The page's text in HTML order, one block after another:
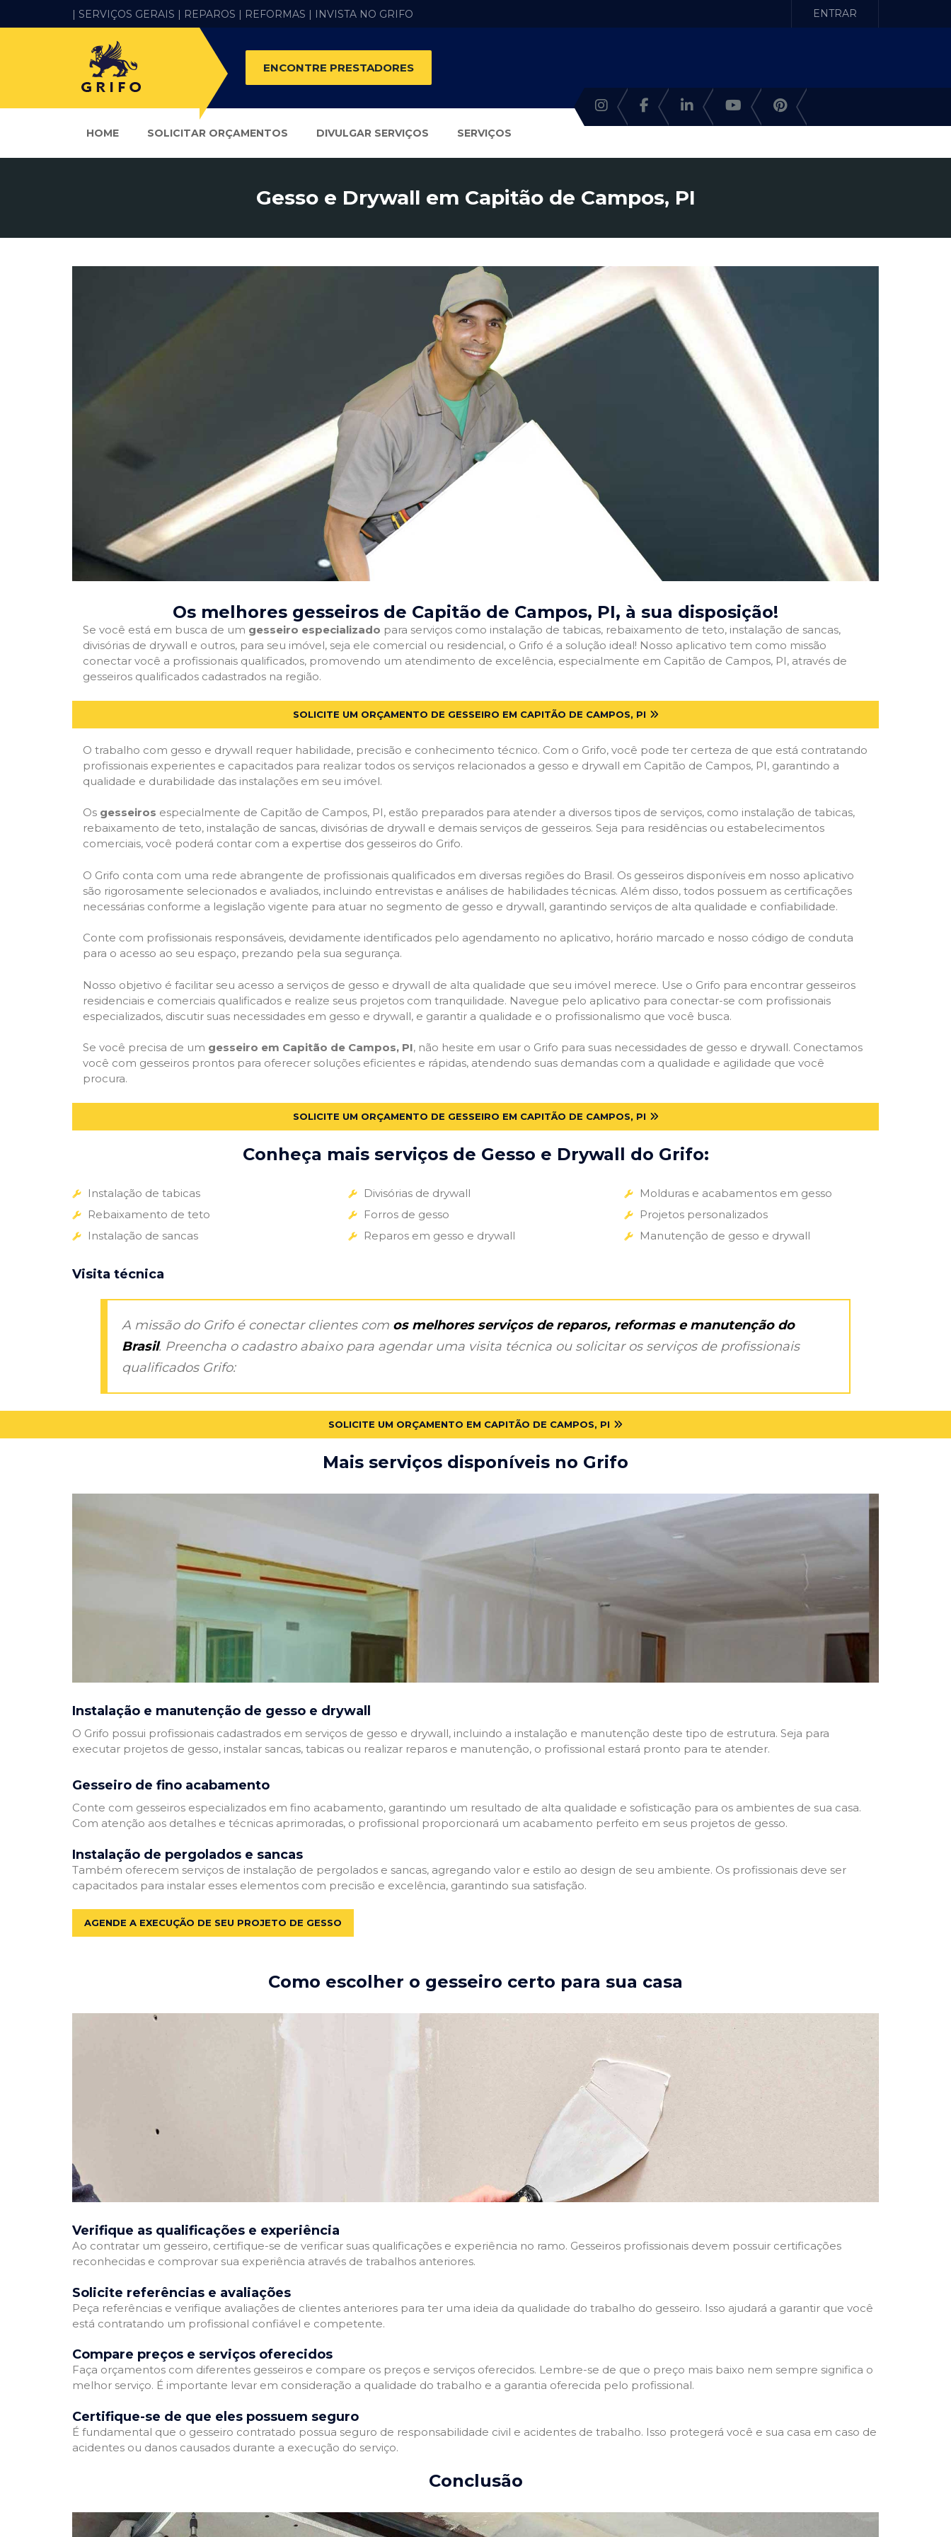
| SERVIÇOS GERAIS | REPAROS | REFORMAS | INVISTA NO GRIFO ENTRAR
ENCONTRE PRESTADORES
HOME SOLICITAR ORÇAMENTOS DIVULGAR SERVIÇOS SERVIÇOS
Gesso e Drywall em Capitão de Campos, PI
Os melhores gesseiros de Capitão de Campos, PI, à sua disposição!
Se você está em busca de um gesseiro especializado para serviços como instalação de tabicas, rebaixamento de teto, instalação de sancas,
divisórias de drywall e outros, para seu imóvel, seja ele comercial ou residencial, o Grifo é a solução ideal! Nosso aplicativo tem como missão
conectar você a profissionais qualificados, promovendo um atendimento de excelência, especialmente em Capitão de Campos, PI, através de
gesseiros qualificados cadastrados na região.
SOLICITE UM ORÇAMENTO DE GESSEIRO EM CAPITÃO DE CAMPOS, PI
O trabalho com gesso e drywall requer habilidade, precisão e conhecimento técnico. Com o Grifo, você pode ter certeza de que está contratando
profissionais experientes e capacitados para realizar todos os serviços relacionados a gesso e drywall em Capitão de Campos, PI, garantindo a
qualidade e durabilidade das instalações em seu imóvel.
Os gesseiros especialmente de Capitão de Campos, PI, estão preparados para atender a diversos tipos de serviços, como instalação de tabicas,
rebaixamento de teto, instalação de sancas, divisórias de drywall e demais serviços de gesseiros. Seja para residências ou estabelecimentos
comerciais, você poderá contar com a expertise dos gesseiros do Grifo.
O Grifo conta com uma rede abrangente de profissionais qualificados em diversas regiões do Brasil. Os gesseiros disponíveis em nosso aplicativo
são rigorosamente selecionados e avaliados, incluindo entrevistas e análises de habilidades técnicas. Além disso, todos possuem as certificações
necessárias conforme a legislação vigente para atuar no segmento de gesso e drywall, garantindo serviços de alta qualidade e confiabilidade.
Conte com profissionais responsáveis, devidamente identificados pelo agendamento no aplicativo, horário marcado e nosso código de conduta
para o acesso ao seu espaço, prezando pela sua segurança.
Nosso objetivo é facilitar seu acesso a serviços de gesso e drywall de alta qualidade que seu imóvel merece. Use o Grifo para encontrar gesseiros
residenciais e comerciais qualificados e realize seus projetos com tranquilidade. Navegue pelo aplicativo para conectar-se com profissionais
especializados, discutir suas necessidades em gesso e drywall, e garantir a qualidade e o profissionalismo que você busca.
Se você precisa de um gesseiro em Capitão de Campos, PI, não hesite em usar o Grifo para suas necessidades de gesso e drywall. Conectamos
você com gesseiros prontos para oferecer soluções eficientes e rápidas, atendendo suas demandas com a qualidade e agilidade que você
procura.
SOLICITE UM ORÇAMENTO DE GESSEIRO EM CAPITÃO DE CAMPOS, PI
Conheça mais serviços de Gesso e Drywall do Grifo:
Instalação de tabicas
Rebaixamento de teto
Instalação de sancas
Divisórias de drywall
Forros de gesso
Reparos em gesso e drywall
Molduras e acabamentos em gesso
Projetos personalizados
Manutenção de gesso e drywall
Visita técnica
A missão do Grifo é conectar clientes com os melhores serviços de reparos, reformas e manutenção do
Brasil. Preencha o cadastro abaixo para agendar uma visita técnica ou solicitar os serviços de profissionais
qualificados Grifo:
SOLICITE UM ORÇAMENTO EM CAPITÃO DE CAMPOS, PI
Mais serviços disponíveis no Grifo
Instalação e manutenção de gesso e drywall
O Grifo possui profissionais cadastrados em serviços de gesso e drywall, incluindo a instalação e manutenção deste tipo de estrutura. Seja para
executar projetos de gesso, instalar sancas, tabicas ou realizar reparos e manutenção, o profissional estará pronto para te atender.
Gesseiro de fino acabamento
Conte com gesseiros especializados em fino acabamento, garantindo um resultado de alta qualidade e sofisticação para os ambientes de sua casa.
Com atenção aos detalhes e técnicas aprimoradas, o profissional proporcionará um acabamento perfeito em seus projetos de gesso.
Instalação de pergolados e sancas
Também oferecem serviços de instalação de pergolados e sancas, agregando valor e estilo ao design de seu ambiente. Os profissionais deve ser
capacitados para instalar esses elementos com precisão e excelência, garantindo sua satisfação.
AGENDE A EXECUÇÃO DE SEU PROJETO DE GESSO
Como escolher o gesseiro certo para sua casa
Verifique as qualificações e experiência
Ao contratar um gesseiro, certifique-se de verificar suas qualificações e experiência no ramo. Gesseiros profissionais devem possuir certificações
reconhecidas e comprovar sua experiência através de trabalhos anteriores.
Solicite referências e avaliações
Peça referências e verifique avaliações de clientes anteriores para ter uma ideia da qualidade do trabalho do gesseiro. Isso ajudará a garantir que você
está contratando um profissional confiável e competente.
Compare preços e serviços oferecidos
Faça orçamentos com diferentes gesseiros e compare os preços e serviços oferecidos. Lembre-se de que o preço mais baixo nem sempre significa o
melhor serviço. É importante levar em consideração a qualidade do trabalho e a garantia oferecida pelo profissional.
Certifique-se de que eles possuem seguro
É fundamental que o gesseiro contratado possua seguro de responsabilidade civil e acidentes de trabalho. Isso protegerá você e sua casa em caso de
acidentes ou danos causados durante a execução do serviço.
Conclusão